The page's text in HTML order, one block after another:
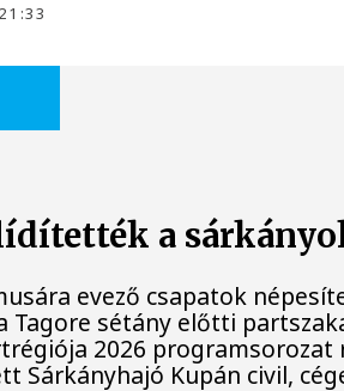
a
evező csapatok
Tagore sétány előtti
2026 programsorozat
Sárkányhajó Kupán civil,